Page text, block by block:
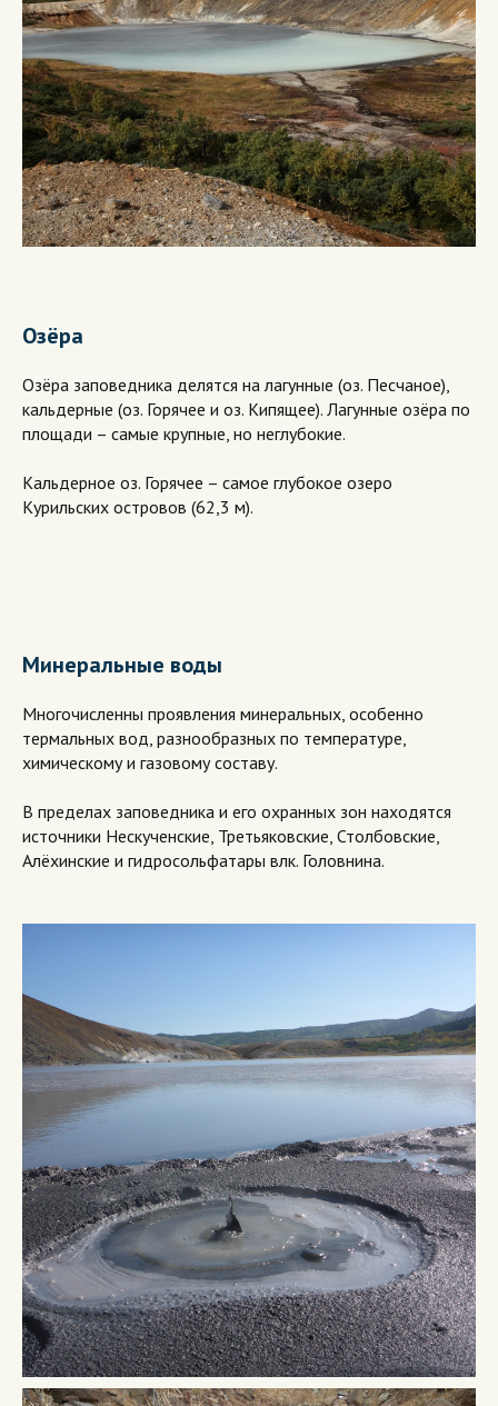
Озёра
Озёра заповедника делятся на лагунные (оз. Песчаное),
кальдерные (оз. Горячее и оз. Кипящее). Лагунные озёра по
площади – самые крупные, но неглубокие.
Кальдерное оз. Горячее – самое глубокое озеро
Курильских островов (62,3 м).
Минеральные воды
Многочисленны проявления минеральных, особенно
термальных вод, разнообразных по температуре,
химическому и газовому составу.
В пределах заповедника и его охранных зон находятся
источники Нескученские, Третьяковские, Столбовские,
Алёхинские и гидросольфатары влк. Головнина.